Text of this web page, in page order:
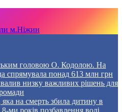
м.Ніжин
головою О. Кодолою. На
спрямувала понад 613 млн грн
низку важливих рішень для
на смерть збила дитину в
ми років позбавлення волі